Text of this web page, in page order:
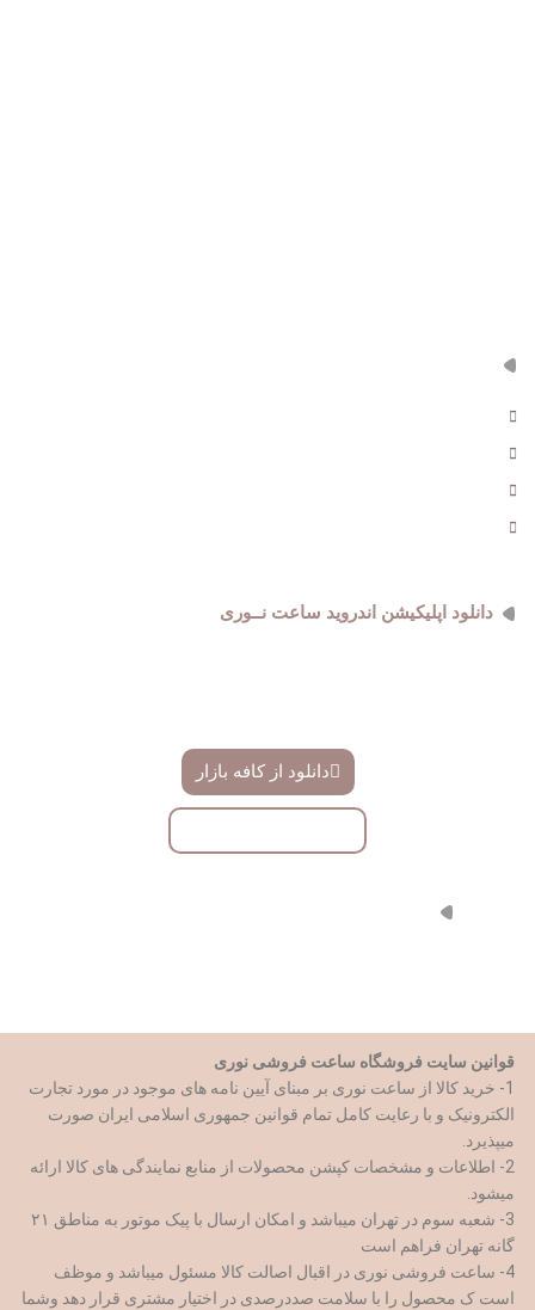
دانلود اپلیکیشن اندروید ساعت نــوری
دانلود از کافه بازار
قوانین سایت فروشگاه ساعت فروشی نوری
1- خرید کالا از ساعت نوری بر مبنای آیین نامه های موجود در مورد تجارت
الکترونیک و با رعایت کامل تمام قوانین جمهوری اسلامی ایران صورت
میپذیرد.
2- اطلاعات و مشخصات کپشن محصولات از منابع نمایندگی های کالا ارائه
میشود.
3- شعبه سوم در تهران میباشد و امکان ارسال با پیک موتور به مناطق ۲۱
گانه تهران فراهم است
4- ساعت فروشی نوری در اقبال اصالت کالا مسئول میباشد و موظف
است ک محصول را با سلامت صددرصدی در اختیار مشتری قرار دهد وشما